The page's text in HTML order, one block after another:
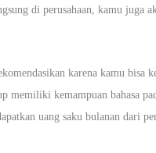
di perusahaan, kamu juga
karena kamu
memiliki kemampuan bahasa
uang saku bulanan dari